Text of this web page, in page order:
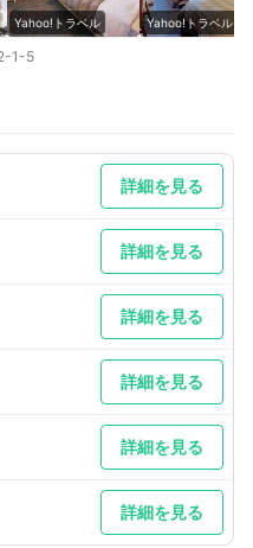
Yahoo!トラベル Yahoo!トラベル
1-5
る大きさの中型・大型車はご遠慮
地・流通センター【()内はお車で
ター(15分)・米里北地区工業団地
札幌テクノパーク(20分)
詳細を見る
詳細を見る
詳細を見る
詳細を見る
詳細を見る
詳細を見る